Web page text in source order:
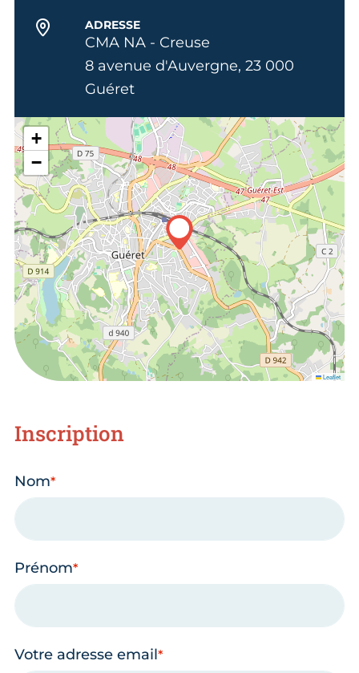
ADRESSE
CMA NA - Creuse
8 avenue d'Auvergne, 23 000
Guéret
+
−
Leaflet
Inscription
Nom
Prénom
Votre adresse email